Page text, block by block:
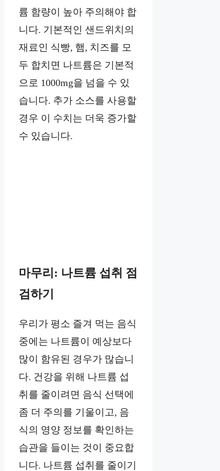
륨 함량이 높아 주의해야 합
니다. 기본적인 샌드위치의
재료인 식빵, 햄, 치즈를 모
두 합치면 나트륨은 기본적
으로 1000mg을 넘을 수 있
습니다. 추가 소스를 사용할
경우 이 수치는 더욱 증가할
수 있습니다.
마무리: 나트륨 섭취 점
검하기
우리가 평소 즐겨 먹는 음식
중에는 나트륨이 예상보다
많이 함유된 경우가 많습니
다. 건강을 위해 나트륨 섭
취를 줄이려면 음식 선택에
좀 더 주의를 기울이고, 음
식의 영양 정보를 확인하는
습관을 들이는 것이 중요합
니다. 나트륨 섭취를 줄이기